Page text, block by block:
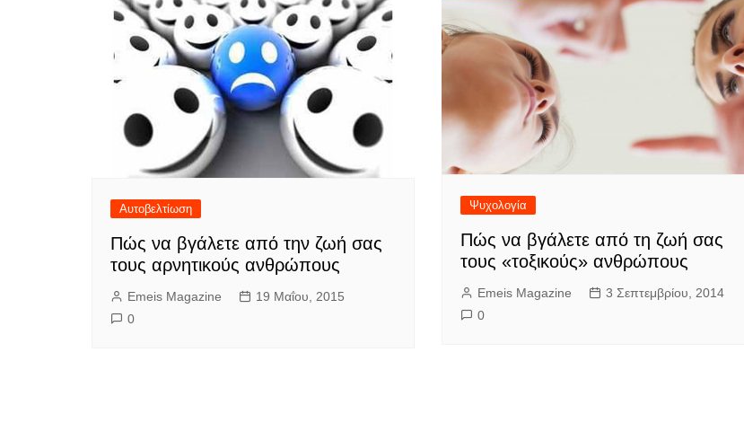
Αυτοβελτίωση
Πώς να βγάλετε από την ζωή σας
τους αρνητικούς ανθρώπους
Emeis Magazine
19 Μαΐου, 2015
0
Ψυχολογία
Πώς να βγάλετε από τη ζωή σας
τους «τοξικούς» ανθρώπους
Emeis Magazine
3 Σεπτεμβρίου, 2014
0